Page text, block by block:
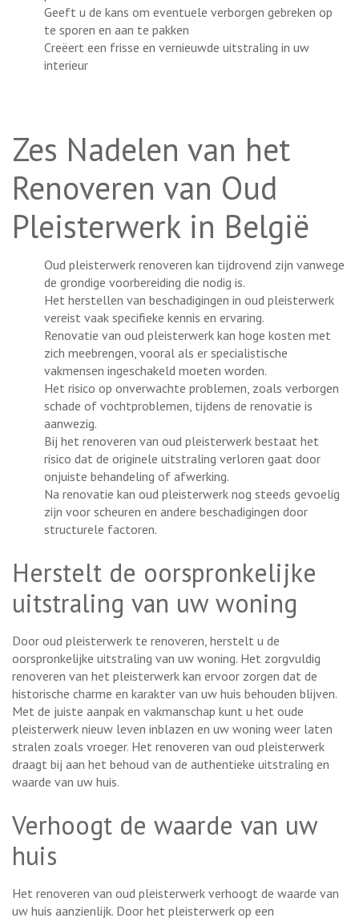
Geeft u de kans om eventuele verborgen gebreken op
te sporen en aan te pakken
Creëert een frisse en vernieuwde uitstraling in uw
interieur
Zes Nadelen van het
Renoveren van Oud
Pleisterwerk in België
Oud pleisterwerk renoveren kan tijdrovend zijn vanwege
de grondige voorbereiding die nodig is.
Het herstellen van beschadigingen in oud pleisterwerk
vereist vaak specifieke kennis en ervaring.
Renovatie van oud pleisterwerk kan hoge kosten met
zich meebrengen, vooral als er specialistische
vakmensen ingeschakeld moeten worden.
Het risico op onverwachte problemen, zoals verborgen
schade of vochtproblemen, tijdens de renovatie is
aanwezig.
Bij het renoveren van oud pleisterwerk bestaat het
risico dat de originele uitstraling verloren gaat door
onjuiste behandeling of afwerking.
Na renovatie kan oud pleisterwerk nog steeds gevoelig
zijn voor scheuren en andere beschadigingen door
structurele factoren.
Herstelt de oorspronkelijke
uitstraling van uw woning
Door oud pleisterwerk te renoveren, herstelt u de
oorspronkelijke uitstraling van uw woning. Het zorgvuldig
renoveren van het pleisterwerk kan ervoor zorgen dat de
historische charme en karakter van uw huis behouden blijven.
Met de juiste aanpak en vakmanschap kunt u het oude
pleisterwerk nieuw leven inblazen en uw woning weer laten
stralen zoals vroeger. Het renoveren van oud pleisterwerk
draagt bij aan het behoud van de authentieke uitstraling en
waarde van uw huis.
Verhoogt de waarde van uw
huis
Het renoveren van oud pleisterwerk verhoogt de waarde van
uw huis aanzienlijk. Door het pleisterwerk op een